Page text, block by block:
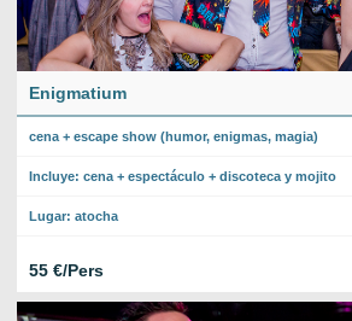
Enigmatium
cena + escape show (humor, enigmas, magia)
Incluye: cena + espectáculo + discoteca y mojito
Lugar: atocha
55 €/Pers